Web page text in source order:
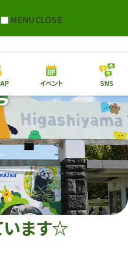
MENUCLOSE
本日の開園情報 チケ
園内MAP イベント
総合案内
動物園 植物園
再生プラン
東山動植物園
への支援
環境教育
イベント SNS
ます☆